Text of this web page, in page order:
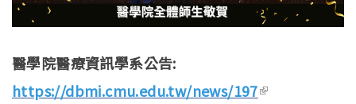
醫學院醫療資訊學系公告:
https://dbmi.cmu.edu.tw/news/197(link is